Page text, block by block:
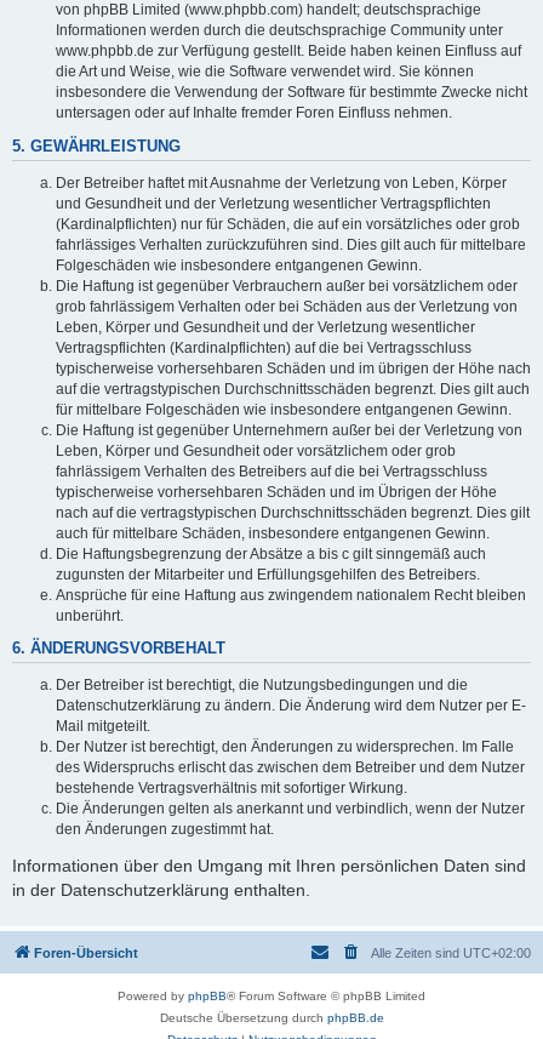
von phpBB Limited (www.phpbb.com) handelt; deutschsprachige
Informationen werden durch die deutschsprachige Community unter
www.phpbb.de zur Verfügung gestellt. Beide haben keinen Einfluss auf
die Art und Weise, wie die Software verwendet wird. Sie können
insbesondere die Verwendung der Software für bestimmte Zwecke nicht
untersagen oder auf Inhalte fremder Foren Einfluss nehmen.
5. GEWÄHRLEISTUNG
Der Betreiber haftet mit Ausnahme der Verletzung von Leben, Körper
und Gesundheit und der Verletzung wesentlicher Vertragspflichten
(Kardinalpflichten) nur für Schäden, die auf ein vorsätzliches oder grob
fahrlässiges Verhalten zurückzuführen sind. Dies gilt auch für mittelbare
Folgeschäden wie insbesondere entgangenen Gewinn.
Die Haftung ist gegenüber Verbrauchern außer bei vorsätzlichem oder
grob fahrlässigem Verhalten oder bei Schäden aus der Verletzung von
Leben, Körper und Gesundheit und der Verletzung wesentlicher
Vertragspflichten (Kardinalpflichten) auf die bei Vertragsschluss
typischerweise vorhersehbaren Schäden und im übrigen der Höhe nach
auf die vertragstypischen Durchschnittsschäden begrenzt. Dies gilt auch
für mittelbare Folgeschäden wie insbesondere entgangenen Gewinn.
Die Haftung ist gegenüber Unternehmern außer bei der Verletzung von
Leben, Körper und Gesundheit oder vorsätzlichem oder grob
fahrlässigem Verhalten des Betreibers auf die bei Vertragsschluss
typischerweise vorhersehbaren Schäden und im Übrigen der Höhe
nach auf die vertragstypischen Durchschnittsschäden begrenzt. Dies gilt
auch für mittelbare Schäden, insbesondere entgangenen Gewinn.
Die Haftungsbegrenzung der Absätze a bis c gilt sinngemäß auch
zugunsten der Mitarbeiter und Erfüllungsgehilfen des Betreibers.
Ansprüche für eine Haftung aus zwingendem nationalem Recht bleiben
unberührt.
6. ÄNDERUNGSVORBEHALT
Der Betreiber ist berechtigt, die Nutzungsbedingungen und die
Datenschutzerklärung zu ändern. Die Änderung wird dem Nutzer per E-
Mail mitgeteilt.
Der Nutzer ist berechtigt, den Änderungen zu widersprechen. Im Falle
des Widerspruchs erlischt das zwischen dem Betreiber und dem Nutzer
bestehende Vertragsverhältnis mit sofortiger Wirkung.
Die Änderungen gelten als anerkannt und verbindlich, wenn der Nutzer
den Änderungen zugestimmt hat.
Informationen über den Umgang mit Ihren persönlichen Daten sind
in der Datenschutzerklärung enthalten.
Foren-Übersicht Alle Zeiten sind UTC+02:00
Powered by phpBB® Forum Software © phpBB Limited
Deutsche Übersetzung durch phpBB.de